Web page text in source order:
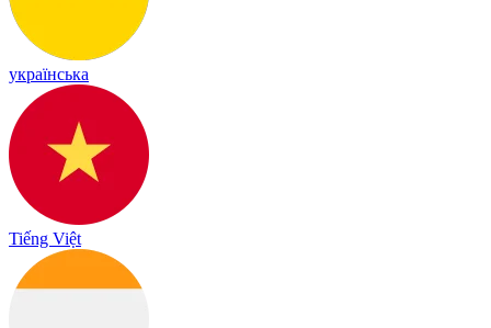
українська
Tiếng Việt